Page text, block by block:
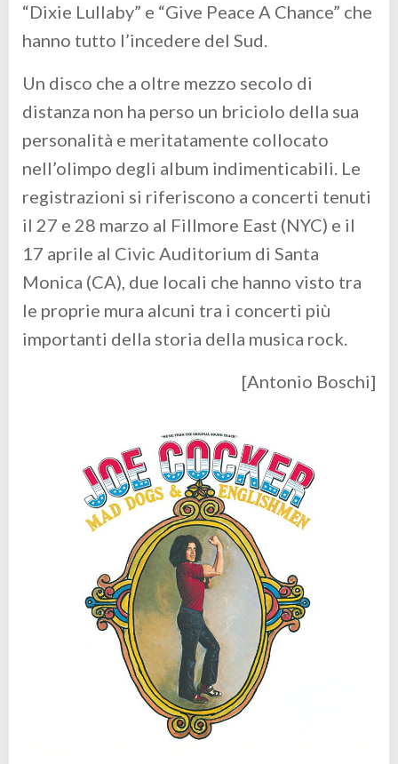
“Dixie Lullaby” e “Give Peace A Chance” che
hanno tutto l’incedere del Sud.
Un disco che a oltre mezzo secolo di
distanza non ha perso un briciolo della sua
personalità e meritatamente collocato
nell’olimpo degli album indimenticabili. Le
registrazioni si riferiscono a concerti tenuti
il 27 e 28 marzo al Fillmore East (NYC) e il
17 aprile al Civic Auditorium di Santa
Monica (CA), due locali che hanno visto tra
le proprie mura alcuni tra i concerti più
importanti della storia della musica rock.
[Antonio Boschi]